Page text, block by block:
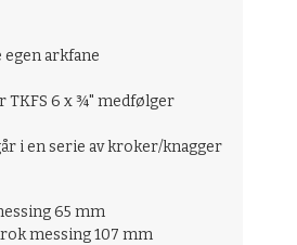
egen arkfane
TKFS 6 x ¾" medfølger
i en serie av kroker/knagger
65 mm
messing 107 mm